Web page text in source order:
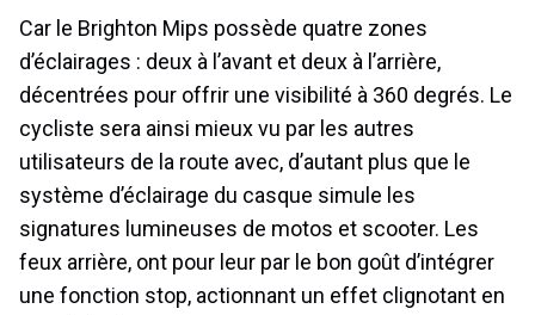
Car le Brighton Mips possède quatre zones
d’éclairages : deux à l’avant et deux à l’arrière,
décentrées pour offrir une visibilité à 360 degrés. Le
cycliste sera ainsi mieux vu par les autres
utilisateurs de la route avec, d’autant plus que le
système d’éclairage du casque simule les
signatures lumineuses de motos et scooter. Les
feux arrière, ont pour leur par le bon goût d’intégrer
une fonction stop, actionnant un effet clignotant en